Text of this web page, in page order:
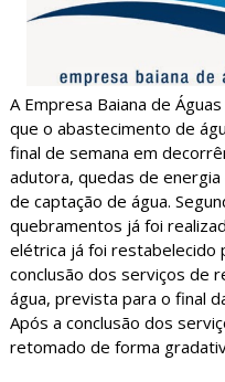
A Empresa Baiana de
que o abastecimento de
final de semana em
adutora, quedas de
de captação de água.
quebramentos já foi
elétrica já foi restabelecido
conclusão dos serviços de
água, prevista para o final
Após a conclusão dos
retomado de forma